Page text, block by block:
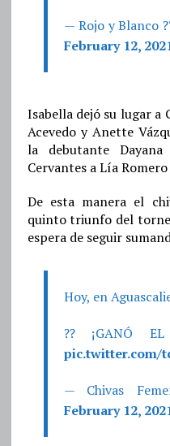
— Rojo y Blanco
February 12,
Isabella dejó su lugar a
Acevedo y Anette
la debutante
Cervantes a Lía Romero
De esta manera el
quinto triunfo del
espera de seguir
Hoy, en
?? ¡GANÓ EL
pic.twitter.com/
— Chivas
February 12,